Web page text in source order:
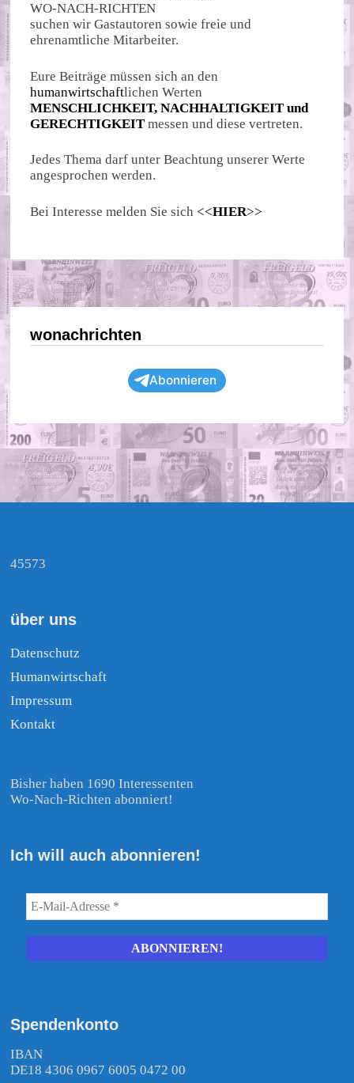
WO-NACH-RICHTEN
suchen wir Gastautoren sowie freie und
ehrenamtliche Mitarbeiter.
Eure Beiträge müssen sich an den
humanwirtschaftlichen Werten
MENSCHLICHKEIT, NACHHALTIGKEIT und
GERECHTIGKEIT messen und diese vertreten.
Jedes Thema darf unter Beachtung unserer Werte
angesprochen werden.
Bei Interesse melden Sie sich <<HIER>>
wonachrichten
Abonnieren
45573
über uns
Datenschutz
Humanwirtschaft
Impressum
Kontakt
Bisher haben 1690 Interessenten
Wo-Nach-Richten abonniert!
Ich will auch abonnieren!
Spendenkonto
IBAN
DE18 4306 0967 6005 0472 00